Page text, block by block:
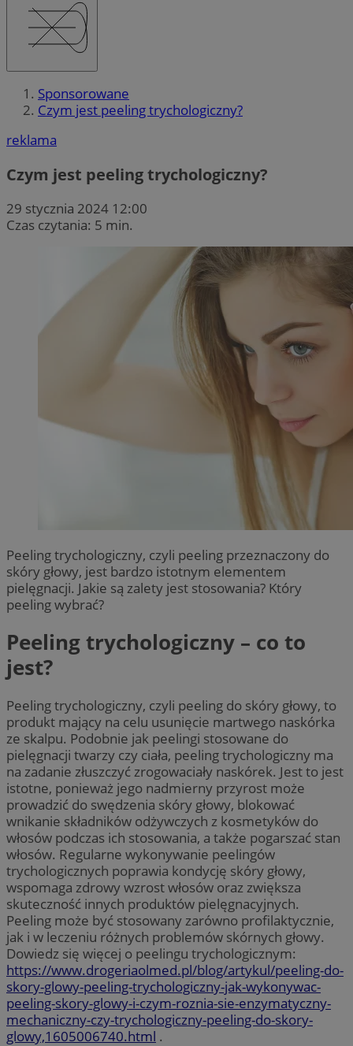
Sponsorowane
Czym jest peeling trychologiczny?
reklama
Czym jest peeling trychologiczny?
29 stycznia 2024 12:00
Czas czytania: 5 min.
Peeling trychologiczny, czyli peeling przeznaczony do
skóry głowy, jest bardzo istotnym elementem
pielęgnacji. Jakie są zalety jest stosowania? Który
peeling wybrać?
Peeling trychologiczny – co to
jest?
Peeling trychologiczny, czyli peeling do skóry głowy, to
produkt mający na celu usunięcie martwego naskórka
ze skalpu. Podobnie jak peelingi stosowane do
pielęgnacji twarzy czy ciała, peeling trychologiczny ma
na zadanie złuszczyć zrogowaciały naskórek. Jest to jest
istotne, ponieważ jego nadmierny przyrost może
prowadzić do swędzenia skóry głowy, blokować
wnikanie składników odżywczych z kosmetyków do
włosów podczas ich stosowania, a także pogarszać stan
włosów. Regularne wykonywanie peelingów
trychologicznych poprawia kondycję skóry głowy,
wspomaga zdrowy wzrost włosów oraz zwiększa
skuteczność innych produktów pielęgnacyjnych.
Peeling może być stosowany zarówno profilaktycznie,
jak i w leczeniu różnych problemów skórnych głowy.
Dowiedz się więcej o peelingu trychologicznym:
https://www.drogeriaolmed.pl/blog/artykul/peeling-do-
skory-glowy-peeling-trychologiczny-jak-wykonywac-
peeling-skory-glowy-i-czym-roznia-sie-enzymatyczny-
mechaniczny-czy-trychologiczny-peeling-do-skory-
glowy,1605006740.html .